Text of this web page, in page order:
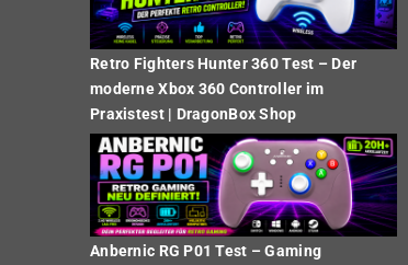
Retro Fighters Hunter 360 Test – Der
moderne Xbox 360 Controller im
Praxistest | DragonBox Shop
Anbernic RG P01 Test – Gaming